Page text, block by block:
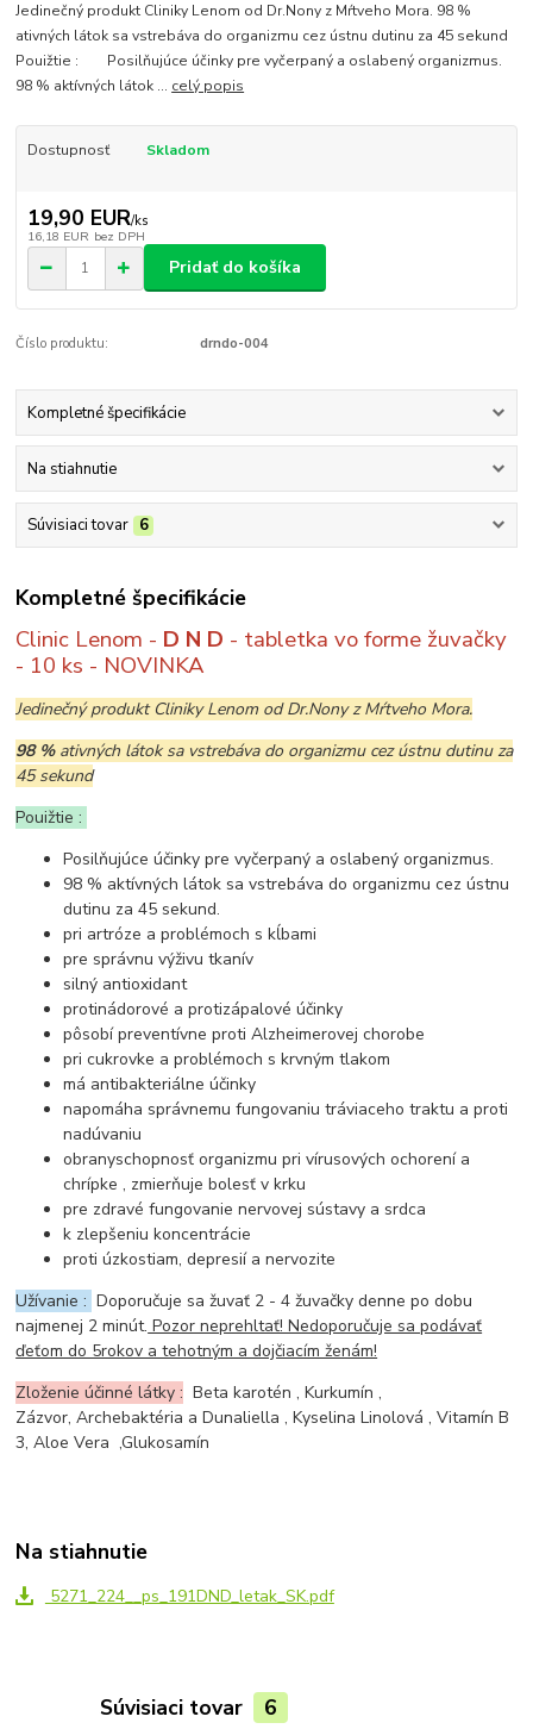
Jedinečný produkt Cliniky Lenom od Dr.Nony z Mŕtveho Mora. 98 %
ativných látok sa vstrebáva do organizmu cez ústnu dutinu za 45 sekund
Pouižtie : Posilňujúce účinky pre vyčerpaný a oslabený organizmus.
98 % aktívných látok ... celý popis
Dostupnosť Skladom
19,90 EUR/ks
16,18 EUR bez DPH
Pridať do košíka
Číslo produktu: drndo-004
Kompletné špecifikácie
Na stiahnutie
Súvisiaci tovar 6
Kompletné špecifikácie
Clinic Lenom - D N D - tabletka vo forme žuvačky
- 10 ks - NOVINKA
Jedinečný produkt Cliniky Lenom od Dr.Nony z Mŕtveho Mora.
98 %ativných látok sa vstrebáva do organizmu cez ústnu dutinu za
45 sekund
Pouižtie :
Posilňujúce účinky pre vyčerpaný a oslabený organizmus.
98 % aktívných látok sa vstrebáva do organizmu cez ústnu
dutinu za 45 sekund.
pri artróze a problémoch s kĺbami
pre správnu výživu tkanív
silný antioxidant
protinádorové a protizápalové účinky
pôsobí preventívne proti Alzheimerovej chorobe
pri cukrovke a problémoch s krvným tlakom
má antibakteriálne účinky
napomáha správnemu fungovaniu tráviaceho traktu a proti
nadúvaniu
obranyschopnosť organizmu pri vírusových ochorení a
chrípke , zmierňuje bolesť v krku
pre zdravé fungovanie nervovej sústavy a srdca
k zlepšeniu koncentrácie
proti úzkostiam, depresií a nervozite
Užívanie : Doporučuje sa žuvať 2 - 4 žuvačky denne po dobu
najmenej 2 minút. Pozor neprehltať! Nedoporučuje sa podávať
ďeťom do 5rokov a tehotným a dojčiacím ženám!
Zloženie účinné látky : Beta karotén , Kurkumín ,
Zázvor, Archebaktéria a Dunaliella , Kyselina Linolová , Vitamín B
3, Aloe Vera ,Glukosamín
Na stiahnutie
5271_224__ps_191DND_letak_SK.pdf
Súvisiaci tovar 6